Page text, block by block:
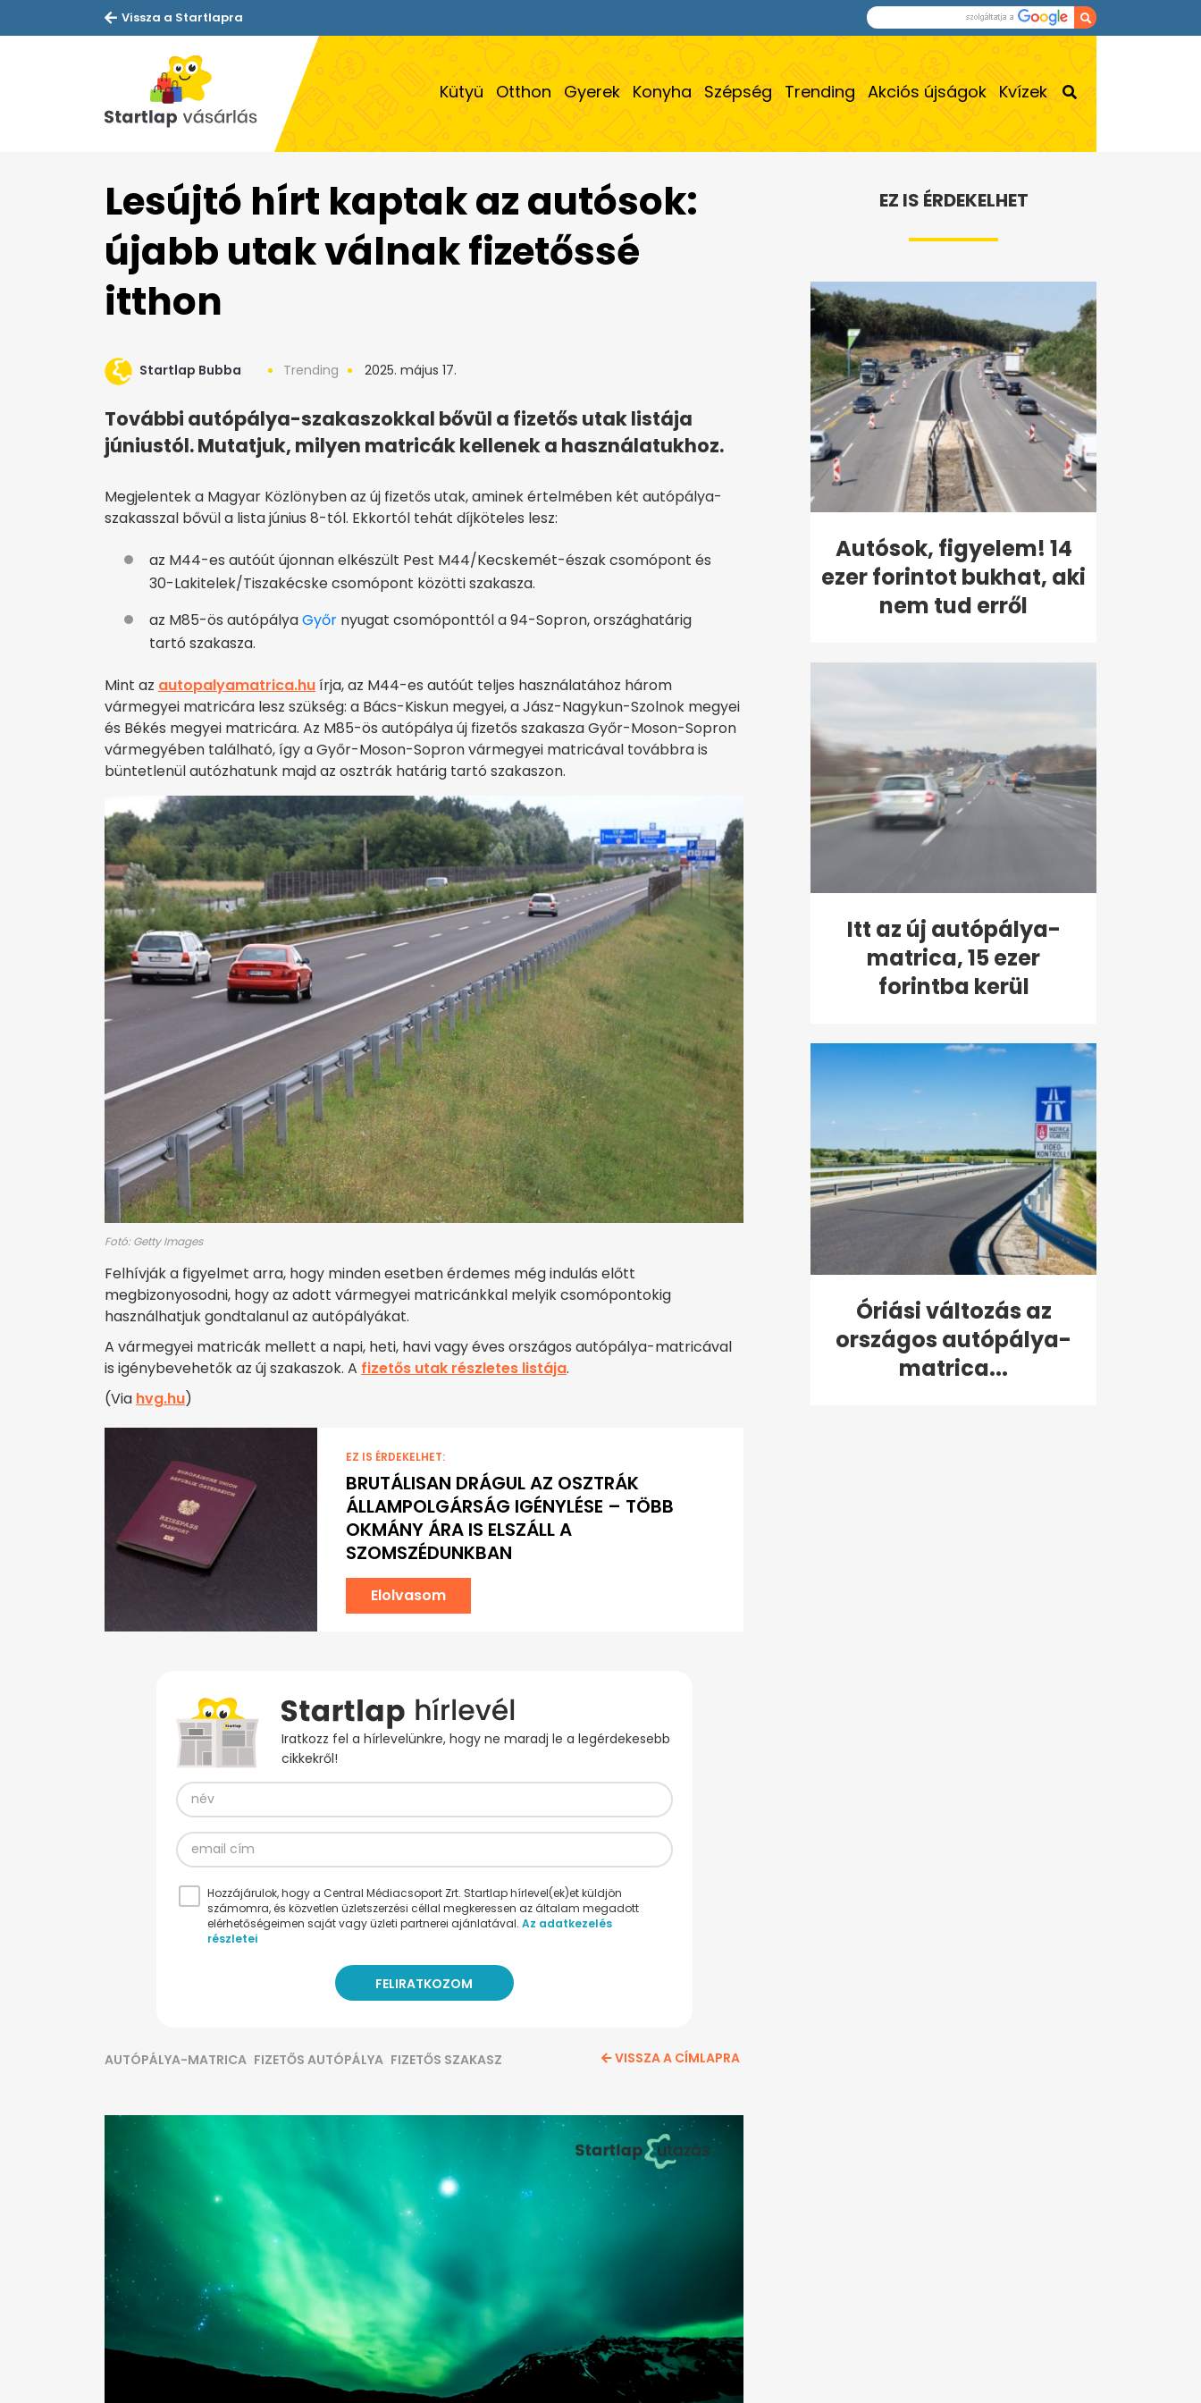
Vissza a Startlapra
Kütyü Otthon Gyerek Konyha Szépség Trending Akciós újságok Kvízek
Lesújtó hírt kaptak az autósok:
újabb utak válnak fizetőssé
itthon
Startlap Bubba Trending 2025. május 17.
További autópálya-szakaszokkal bővül a fizetős utak listája
júniustól. Mutatjuk, milyen matricák kellenek a használatukhoz.
Megjelentek a Magyar Közlönyben az új fizetős utak, aminek értelmében két autópálya-
szakasszal bővül a lista június 8-tól. Ekkortól tehát díjköteles lesz:
az M44-es autóút újonnan elkészült Pest M44/Kecskemét-észak csomópont és
30-Lakitelek/Tiszakécske csomópont közötti szakasza.
az M85-ös autópályaGyőr nyugat csomóponttól a 94-Sopron, országhatárig
tartó szakasza.
Mint az autopalyamatrica.huírja, az M44-es autóút teljes használatához három
vármegyei matricára lesz szükség: a Bács-Kiskun megyei, a Jász-Nagykun-Szolnok megyei
és Békés megyei matricára. Az M85-ös autópálya új fizetős szakasza Győr-Moson-Sopron
vármegyében található, így a Győr-Moson-Sopron vármegyei matricával továbbra is
büntetlenül autózhatunk majd az osztrák határig tartó szakaszon.
Fotó: Getty Images
Felhívják a figyelmet arra, hogy minden esetben érdemes még indulás előtt
megbizonyosodni, hogy az adott vármegyei matricánkkal melyik csomópontokig
használhatjuk gondtalanul az autópályákat.
A vármegyei matricák mellett a napi, heti, havi vagy éves országos autópálya-matricával
is igénybevehetők az új szakaszok. A fizetős utak részletes listája.
(Via hvg.hu)
EZ IS ÉRDEKELHET:
BRUTÁLISAN DRÁGUL AZ OSZTRÁK
ÁLLAMPOLGÁRSÁG IGÉNYLÉSE – TÖBB
OKMÁNY ÁRA IS ELSZÁLL A
SZOMSZÉDUNKBAN
Elolvasom
Iratkozz fel a hírlevelünkre, hogy ne maradj le a legérdekesebb
cikkekről!
Hozzájárulok, hogy a Central Médiacsoport Zrt. Startlap hírlevel(ek)et küldjön
számomra, és közvetlen üzletszerzési céllal megkeressen az általam megadott
elérhetőségeimen saját vagy üzleti partnerei ajánlatával. Az adatkezelés
részletei
AUTÓPÁLYA-MATRICA FIZETŐS AUTÓPÁLYA FIZETŐS SZAKASZ VISSZA A CÍMLAPRA
EZ IS ÉRDEKELHET
Autósok, figyelem! 14
ezer forintot bukhat, aki
nem tud erről
Itt az új autópálya-
matrica, 15 ezer
forintba kerül
Óriási változás az
országos autópálya-
matrica...